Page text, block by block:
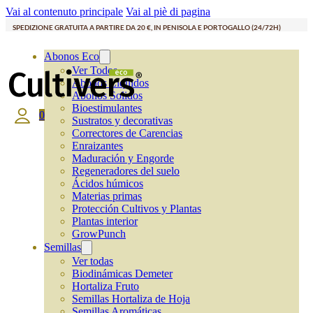
Vai al contenuto principale Vai al piè di pagina
SPEDIZIONE GRATUITA A PARTIRE DA 20 €, IN PENISOLA E PORTOGALLO (24/72H)
Abonos Eco
Ver Todos
Abonos Líquidos
Abonos Solidos
Bioestimulantes
Sustratos y decorativas
Correctores de Carencias
Enraizantes
Maduración y Engorde
Regeneradores del suelo
Ácidos húmicos
Materias primas
Protección Cultivos y Plantas
Plantas interior
GrowPunch
Semillas
Ver todas
Biodinámicas Demeter
Hortaliza Fruto
Semillas Hortaliza de Hoja
0